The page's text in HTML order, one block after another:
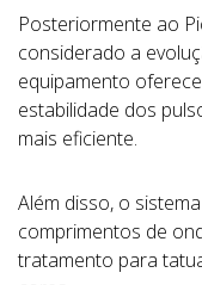
Posteriormente ao
considerado a
equipamento
estabilidade dos
mais eficiente.
Além disso, o
comprimentos de
tratamento para